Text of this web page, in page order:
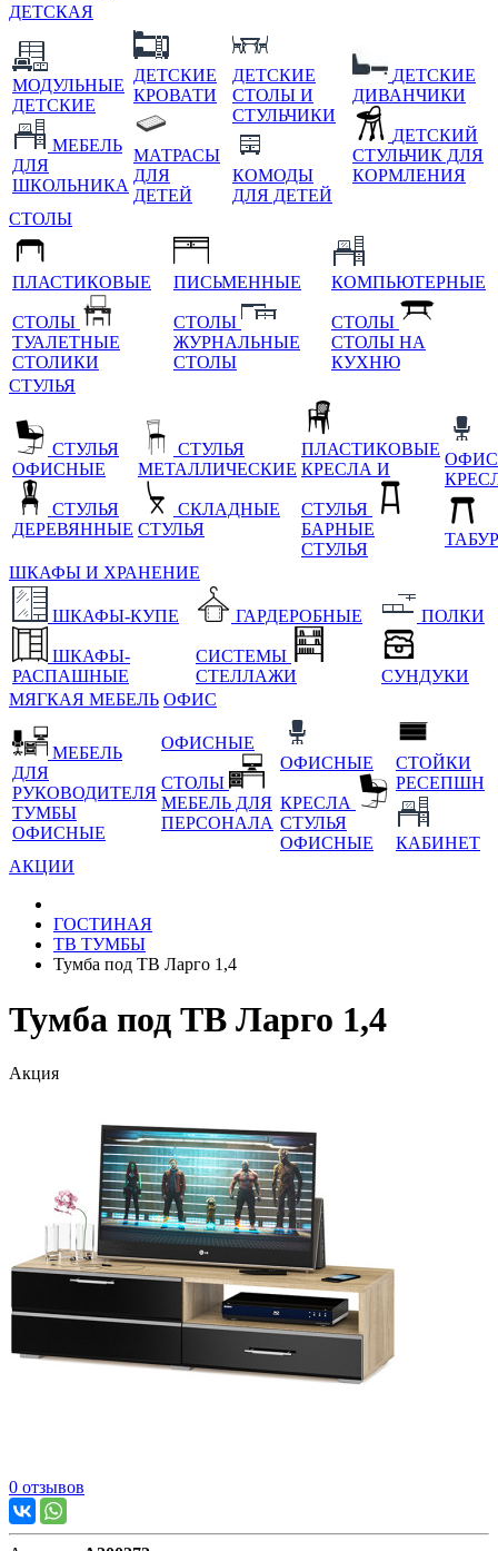
ДЕТСКАЯ
МОДУЛЬНЫЕ
ДЕТСКИЕ
МЕБЕЛЬ
ДЛЯ
ШКОЛЬНИКА
ДЕТСКИЕ
КРОВАТИ
МАТРАСЫ
ДЛЯ
ДЕТЕЙ
ДЕТСКИЕ
СТОЛЫ И
СТУЛЬЧИКИ
КОМОДЫ
ДЛЯ ДЕТЕЙ
ДЕТСКИЕ
ДИВАНЧИКИ
ДЕТСКИЙ
СТУЛЬЧИК ДЛЯ
КОРМЛЕНИЯ
СТОЛЫ
ПЛАСТИКОВЫЕ
СТОЛЫ
ТУАЛЕТНЫЕ
СТОЛИКИ
ПИСЬМЕННЫЕ
СТОЛЫ
ЖУРНАЛЬНЫЕ
СТОЛЫ
КОМПЬЮТЕРНЫЕ
СТОЛЫ
СТОЛЫ НА
КУХНЮ
СТУЛЬЯ
СТУЛЬЯ
ОФИСНЫЕ
СТУЛЬЯ
ДЕРЕВЯННЫЕ
СТУЛЬЯ
МЕТАЛЛИЧЕСКИЕ
СКЛАДНЫЕ
СТУЛЬЯ
ПЛАСТИКОВЫЕ
КРЕСЛА И
СТУЛЬЯ
БАРНЫЕ
СТУЛЬЯ
ШКАФЫ И ХРАНЕНИЕ
ШКАФЫ-КУПЕ
ШКАФЫ-
РАСПАШНЫЕ
ГАРДЕРОБНЫЕ
СИСТЕМЫ
СТЕЛЛАЖИ
ПОЛКИ
СУНДУКИ
МЯГКАЯ МЕБЕЛЬ ОФИС
МЕБЕЛЬ
ДЛЯ
РУКОВОДИТЕЛЯ
ТУМБЫ
ОФИСНЫЕ
ОФИСНЫЕ
СТОЛЫ
МЕБЕЛЬ ДЛЯ
ПЕРСОНАЛА
ОФИСНЫЕ
КРЕСЛА
СТУЛЬЯ
ОФИСНЫЕ
СТОЙКИ
РЕСЕПШН
КАБИНЕТ
АКЦИИ
ГОСТИНАЯ
ТВ ТУМБЫ
Тумба под ТВ Ларго 1,4
Тумба под ТВ Ларго 1,4
Акция
0 отзывов